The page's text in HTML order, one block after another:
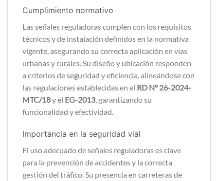
Cumplimiento normativo
Las señales reguladoras cumplen con los requisitos
técnicos y de instalación definidos en la normativa
vigente, asegurando su correcta aplicación en vías
urbanas y rurales. Su diseño y ubicación responden
a criterios de seguridad y eficiencia, alineándose con
las regulaciones establecidas en el RD N° 26-2024-
MTC/18y el EG-2013, garantizando su
funcionalidad y efectividad.
Importancia en la seguridad vial
El uso adecuado de señales reguladoras es clave
para la prevención de accidentes y la correcta
gestión del tráfico. Su presencia en carreteras de